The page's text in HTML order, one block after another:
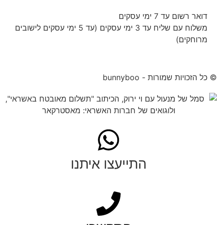
דואר רשום עד 7 ימי עסקים
משלוח עם שליח עד 3 ימי עסקים (עד 5 ימי עסקים לישובים
מרוחקים)
© כל הזכויות שמורות - bunnyboo
התייעצו איתנו